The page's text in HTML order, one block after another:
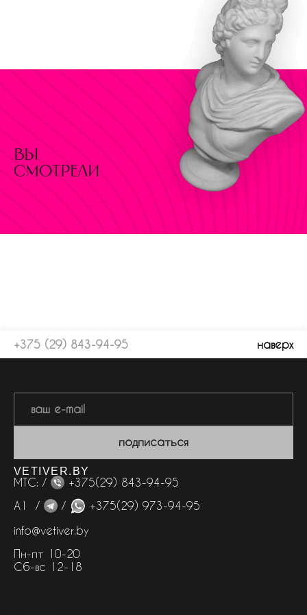
вы
смотрели
+375 (29) 843-94-95 наверх
подписаться
VETIVER.BY
МТС: /
+375(29) 843-94-95
А1 /
/
+375(29) 973-94-95
info@vetiver.by
Пн-пт 10-20
Сб-вс 12-18